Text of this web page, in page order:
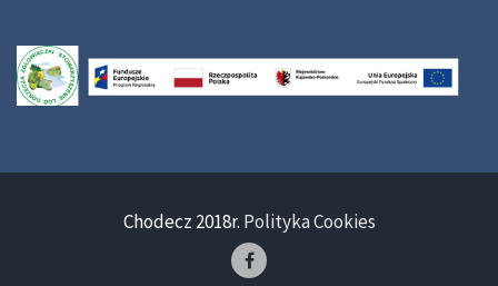
Chodecz 2018r. Polityka Cookies